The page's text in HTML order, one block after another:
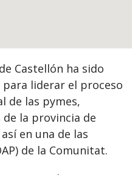
Castellón ha sido
liderar el proceso
de las pymes,
la provincia de
en una de las
de la Comunitat.